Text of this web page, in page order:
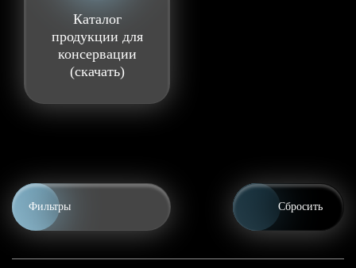
Каталог
продукции для
консервации
(скачать)
Фильтры Сбросить